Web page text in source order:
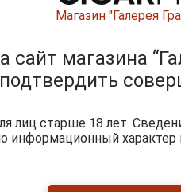
Магазин "Галерея
магазина
лиц старше 18 лет.
информационный